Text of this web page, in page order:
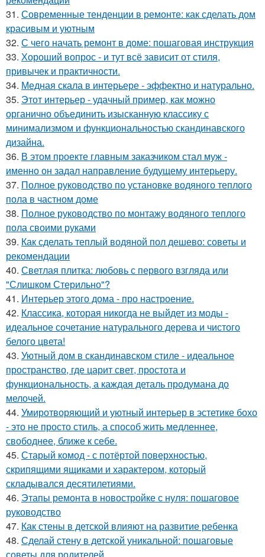
31. Современные тенденции в ремонте: как сделать дом
красивым и уютным
32. С чего начать ремонт в доме: пошаговая инструкция
33. Хороший вопрос - и тут всё зависит от стиля,
привычек и практичности.
34. Медная скала в интерьере - эффектно и натурально.
35. Этот интерьер - удачный пример, как можно
органично объединить изысканную классику с
минимализмом и функциональностью скандинавского
дизайна.
36. В этом проекте главным заказчиком стал муж -
именно он задал направление будущему интерьеру.
37. Полное руководство по установке водяного теплого
пола в частном доме
38. Полное руководство по монтажу водяного теплого
пола своими руками
39. Как сделать теплый водяной пол дешево: советы и
рекомендации
40. Светлая плитка: любовь с первого взгляда или
"Слишком Стерильно"?
41. Интерьер этого дома - про настроение.
42. Классика, которая никогда не выйдет из моды -
идеальное сочетание натурального дерева и чистого
белого цвета!
43. Уютный дом в скандинавском стиле - идеальное
пространство, где царит свет, простота и
функциональность, а каждая деталь продумана до
мелочей.
44. Умиротворяющий и уютный интерьер в эстетике бохо
- это не просто стиль, а способ жить медленнее,
свободнее, ближе к себе.
45. Старый комод - с потёртой поверхностью,
скрипящими ящиками и характером, который
складывался десятилетиями.
46. Этапы ремонта в новостройке с нуля: пошаговое
руководство
47. Как стены в детской влияют на развитие ребенка
48. Сделай стену в детской уникальной: пошаговые